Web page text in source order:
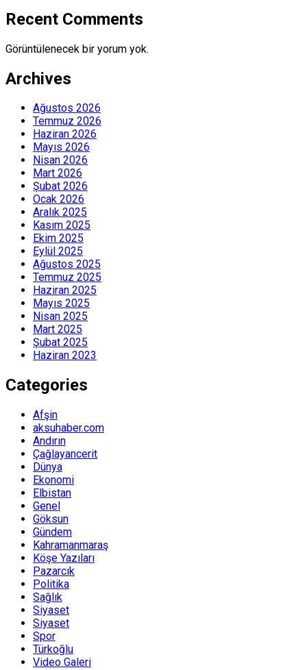
Recent Comments
Görüntülenecek bir yorum yok.
Archives
Ağustos 2026
Temmuz 2026
Haziran 2026
Mayıs 2026
Nisan 2026
Mart 2026
Şubat 2026
Ocak 2026
Aralık 2025
Kasım 2025
Ekim 2025
Eylül 2025
Ağustos 2025
Temmuz 2025
Haziran 2025
Mayıs 2025
Nisan 2025
Mart 2025
Şubat 2025
Haziran 2023
Categories
Afşin
aksuhaber.com
Andırın
Çağlayancerit
Dünya
Ekonomi
Elbistan
Genel
Göksun
Gündem
Kahramanmaraş
Köşe Yazıları
Pazarcık
Politika
Sağlık
Siyaset
Siyaset
Spor
Türkoğlu
Video Galeri